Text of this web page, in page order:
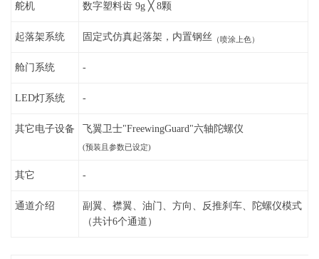
舵机 数字塑料齿 9g ╳ 8颗
起落架系统 固定式仿真起落架，内置钢丝 （喷涂上色）
舱门系统 -
LED灯系统 -
其它电子设备 飞翼卫士"FreewingGuard"六轴陀螺仪
(预装且参数已设定)
其它 -
通道介绍
副翼、襟翼、油门、方向、反推刹车、陀螺仪模式
（共计6个通道）